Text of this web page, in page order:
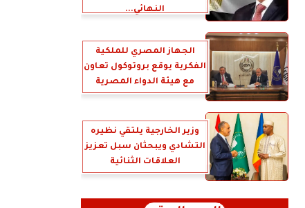
النهائي...
الجهاز المصري للملكية
الفكرية يوقع بروتوكول تعاون
مع هيئة الدواء المصرية
وزير الخارجية يلتقي نظيره
التشادي ويبحثان سبل تعزيز
العلاقات الثنائية